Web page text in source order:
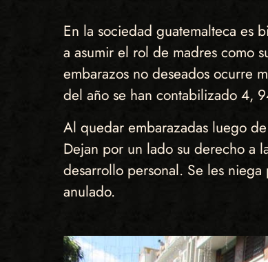
En la sociedad guatemalteca es
a asumir el rol de madres como
embarazos no deseados ocurre
del año se han contabilizado 4,
Al quedar embarazadas luego
Dejan por un lado su derecho a
desarrollo personal. Se les
anulado.